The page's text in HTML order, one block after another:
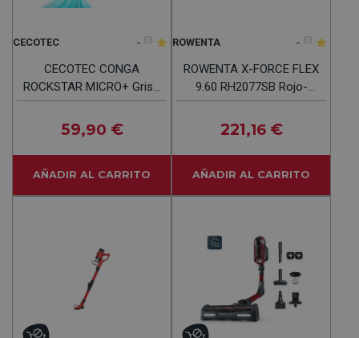
CECOTEC - (0)
CECOTEC CONGA
ROCKSTAR MICRO+ Gris -
Aspiradora De Mano
20kPa
59,90 €
AÑADIR AL CARRITO
ROWENTA - (0)
ROWENTA X-FORCE FLEX
9.60 RH2077SB Rojo-
Negro - Aspiradora De
Escoba 200W
221,16 €
AÑADIR AL CARRITO